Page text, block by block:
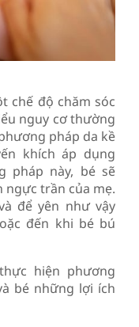
chế độ chăm sóc
nguy cơ thường
pháp da kề
khích áp dụng
pháp này, bé sẽ
ngực trần của mẹ.
để yên như vậy
đến khi bé bú
hiện phương
bé những lợi ích